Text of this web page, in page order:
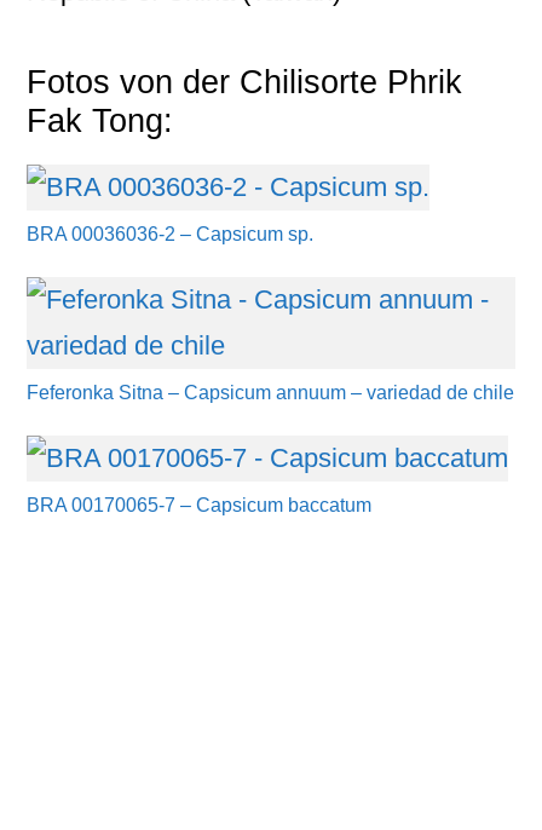
Fotos von der Chilisorte Phrik
Fak Tong:
BRA 00036036-2 – Capsicum sp.
Feferonka Sitna – Capsicum annuum – variedad de chile
BRA 00170065-7 – Capsicum baccatum